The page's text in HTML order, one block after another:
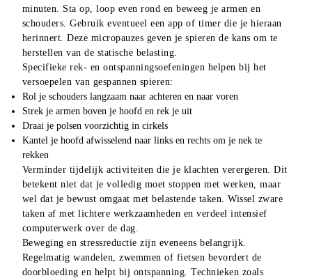
minuten. Sta op, loop even rond en beweeg je armen en
schouders. Gebruik eventueel een app of timer die je hieraan
herinnert. Deze micropauzes geven je spieren de kans om te
herstellen van de statische belasting.
Specifieke rek- en ontspanningsoefeningen helpen bij het
versoepelen van gespannen spieren:
Rol je schouders langzaam naar achteren en naar voren
Strek je armen boven je hoofd en rek je uit
Draai je polsen voorzichtig in cirkels
Kantel je hoofd afwisselend naar links en rechts om je nek te
rekken
Verminder tijdelijk activiteiten die je klachten verergeren. Dit
betekent niet dat je volledig moet stoppen met werken, maar
wel dat je bewust omgaat met belastende taken. Wissel zware
taken af met lichtere werkzaamheden en verdeel intensief
computerwerk over de dag.
Beweging en stressreductie zijn eveneens belangrijk.
Regelmatig wandelen, zwemmen of fietsen bevordert de
doorbloeding en helpt bij ontspanning. Technieken zoals